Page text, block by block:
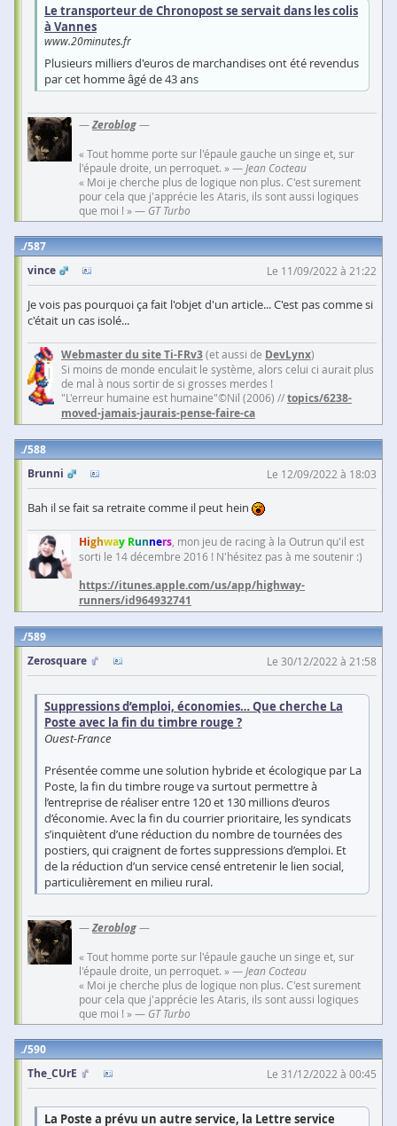
Le transporteur de Chronopost se servait dans les colis
à Vannes
www.20minutes.fr
Plusieurs milliers d'euros de marchandises ont été revendus
par cet homme âgé de 43 ans
—Zeroblog—
« Tout homme porte sur l'épaule gauche un singe et, sur
l'épaule droite, un perroquet. » — Jean Cocteau
« Moi je cherche plus de logique non plus. C'est surement
pour cela que j'apprécie les Ataris, ils sont aussi logiques
que moi ! » — GT Turbo
587
vince
Le 11/09/2022 à 21:22
Je vois pas pourquoi ça fait l'objet d'un article... C'est pas comme si
c'était un cas isolé...
Webmaster du site Ti-FRv3(et aussi de DevLynx)
Si moins de monde enculait le système, alors celui ci aurait plus
de mal à nous sortir de si grosses merdes !
"L'erreur humaine est humaine"©Nil (2006) //topics/6238-
moved-jamais-jaurais-pense-faire-ca
588
Brunni
Le 12/09/2022 à 18:03
Bah il se fait sa retraite comme il peut hein
Highway Runners , mon jeu de racing à la Outrun qu'il est
sorti le 14 décembre 2016 ! N'hésitez pas à me soutenir :)
https://itunes.apple.com/us/app/highway-
runners/id964932741
589
Zerosquare
Le 30/12/2022 à 21:58
Suppressions d’emploi, économies… Que cherche La
Poste avec la fin du timbre rouge ?
Ouest-France
Présentée comme une solution hybride et écologique par La
Poste, la fin du timbre rouge va surtout permettre à
l’entreprise de réaliser entre 120 et 130 millions d’euros
d’économie. Avec la fin du courrier prioritaire, les syndicats
s’inquiètent d’une réduction du nombre de tournées des
postiers, qui craignent de fortes suppressions d’emploi. Et
de la réduction d’un service censé entretenir le lien social,
particulièrement en milieu rural.
—Zeroblog—
« Tout homme porte sur l'épaule gauche un singe et, sur
l'épaule droite, un perroquet. » — Jean Cocteau
« Moi je cherche plus de logique non plus. C'est surement
pour cela que j'apprécie les Ataris, ils sont aussi logiques
que moi ! » — GT Turbo
590
The_CUrE
Le 31/12/2022 à 00:45
La Poste a prévu un autre service, la Lettre service